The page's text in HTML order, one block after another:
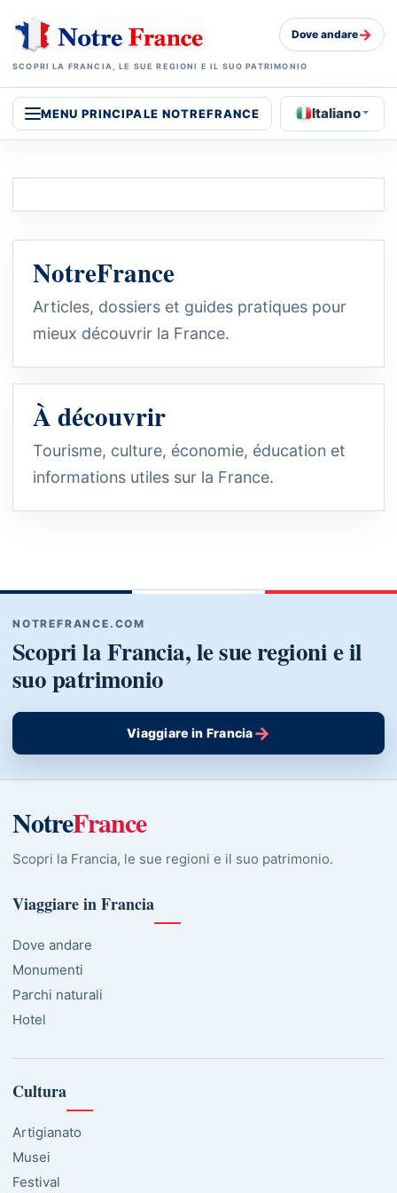
SCOPRI LA FRANCIA, LE SUE REGIONI E IL SUO PATRIMONIO
Dove andare→
MENU PRINCIPALE NOTREFRANCE Italiano
NotreFrance
Articles, dossiers et guides pratiques pour
mieux découvrir la France.
À découvrir
Tourisme, culture, économie, éducation et
informations utiles sur la France.
NOTREFRANCE.COM
Scopri la Francia, le sue regioni e il
suo patrimonio
Viaggiare in Francia→
NotreFrance
Scopri la Francia, le sue regioni e il suo patrimonio.
Viaggiare in Francia
Dove andare
Monumenti
Parchi naturali
Hotel
Cultura
Artigianato
Musei
Festival